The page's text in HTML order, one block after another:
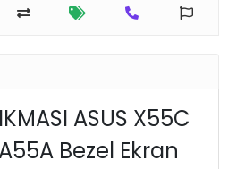
ASUS X55C
Bezel Ekran